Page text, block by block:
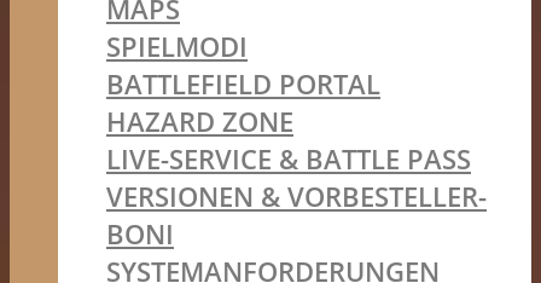
MAPS
SPIELMODI
BATTLEFIELD PORTAL
HAZARD ZONE
LIVE-SERVICE & BATTLE PASS
VERSIONEN & VORBESTELLER-
BONI
SYSTEMANFORDERUNGEN